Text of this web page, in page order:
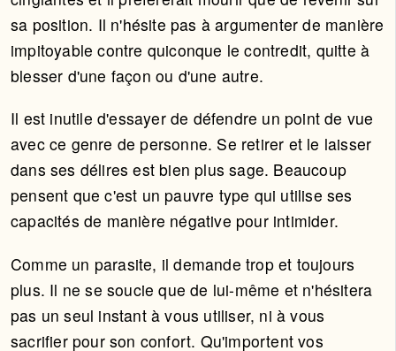
sa position. Il n'hésite pas à argumenter de manière
impitoyable contre quiconque le contredit, quitte à
blesser d'une façon ou d'une autre.
Il est inutile d'essayer de défendre un point de vue
avec ce genre de personne. Se retirer et le laisser
dans ses délires est bien plus sage. Beaucoup
pensent que c'est un pauvre type qui utilise ses
capacités de manière négative pour intimider.
Comme un parasite, il demande trop et toujours
plus. Il ne se soucie que de lui-même et n'hésitera
pas un seul instant à vous utiliser, ni à vous
sacrifier pour son confort. Qu'importent vos